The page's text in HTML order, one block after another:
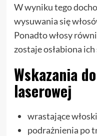
W wyniku tego
wysuwania się
Ponadto włosy
zostaje osłabiona
Wskazania
laserowej
wrastające
podrażnienia po